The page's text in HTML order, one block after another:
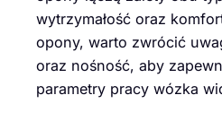
wytrzymałość oraz
opony, warto zwrócić
oraz nośność, aby
parametry pracy wózka